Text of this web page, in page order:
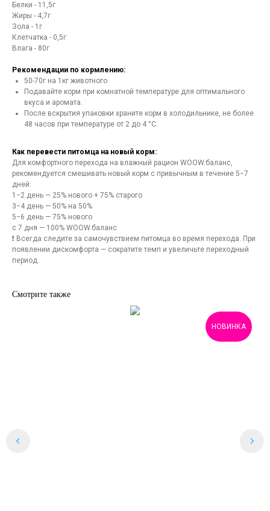
Белки - 11,5г
Жиры - 4,7г
Зола - 1г
Клетчатка - 0,5г
Влага - 80г
Рекомендации по кормлению:
50-70г на 1кг животного
Подавайте корм при комнатной температуре для оптимального
вкуса и аромата.
После вскрытия упаковки храните корм в холодильнике, не более
48 часов при температуре от 2 до 4 °C.
Как перевести питомца на новый корм:
Для комфортного перехода на влажный рацион WOOW.баланс,
рекомендуется смешивать новый корм с привычным в течение 5−7
дней:
1−2 день — 25% нового + 75% старого
3−4 день — 50% на 50%
5−6 день — 75% нового
с 7 дня — 100% WOOW.баланс
❗ Всегда следите за самочувствием питомца во время перехода. При
появлении дискомфорта — сократите темп и увеличьте переходный
период.
Смотрите также
НОВИНКА